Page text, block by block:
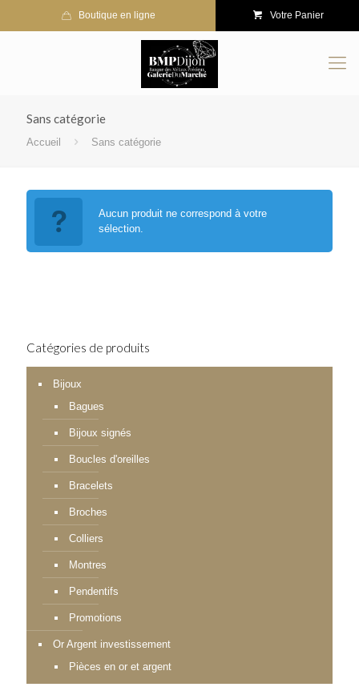
Boutique en ligne Votre Panier
Sans catégorie
Accueil Sans catégorie
Aucun produit ne correspond à votre
sélection.
Catégories de produits
Bijoux
Bagues
Bijoux signés
Boucles d'oreilles
Bracelets
Broches
Colliers
Montres
Pendentifs
Promotions
Or Argent investissement
Pièces en or et argent